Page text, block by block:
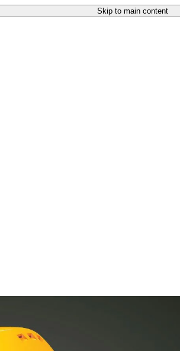
Skip to main content